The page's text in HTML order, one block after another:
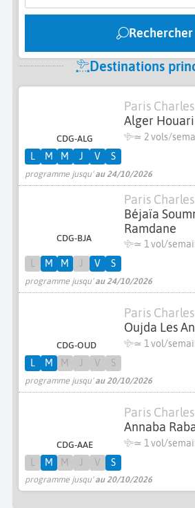
Rechercher
Destinations
CDG-ALG
Paris
Alger
≃ 2 vols/
programme jusqu'au 24/10/2026
L M M J V S
CDG-BJA
Paris
Béjaïa
Ramdane
≃ 1 vol/
programme jusqu'au 24/10/2026
L M M J V S
CDG-OUD
Paris
Oujda Les
≃ 1 vol/
programme jusqu'au 20/10/2026
L M M V S
CDG-AAE
Paris
Annaba
≃ 1 vol/
programme jusqu'au 20/10/2026
M M V S